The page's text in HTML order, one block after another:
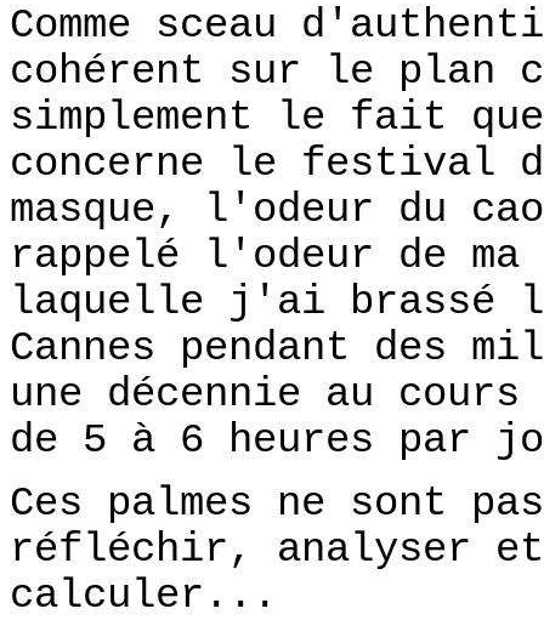
Comme sceau
cohérent sur le plan
simplement le fait
concerne le festival
masque, l'odeur du
rappelé l'odeur de ma
laquelle j'ai brassé
Cannes pendant des
une décennie au
de 5 à 6 heures par
Ces palmes ne sont
réfléchir, analyser
calculer...